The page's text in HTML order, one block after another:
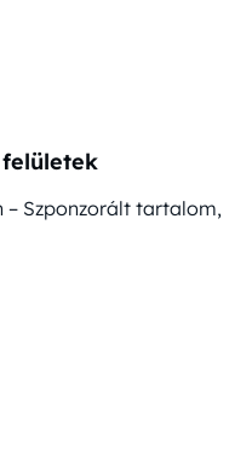
Szponzorált tartalom,